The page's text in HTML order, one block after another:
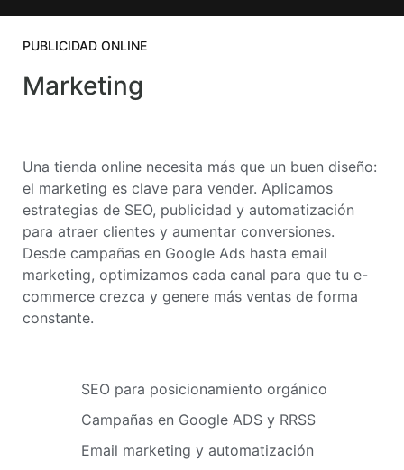
PUBLICIDAD ONLINE
Marketing
Una tienda online necesita más que un buen diseño:
el marketing es clave para vender. Aplicamos
estrategias de SEO, publicidad y automatización
para atraer clientes y aumentar conversiones.
Desde campañas en Google Ads hasta email
marketing, optimizamos cada canal para que tu e-
commerce crezca y genere más ventas de forma
constante.
SEO para posicionamiento orgánico
Campañas en Google ADS y RRSS
Email marketing y automatización